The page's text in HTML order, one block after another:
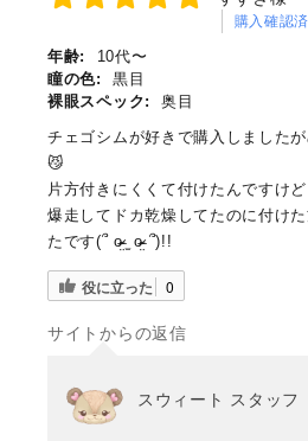
購入確認
年齢:
10代〜
瞳の色:
黒目
裸眼スペック:
奥目
チェゴシムが好きで購入しました
😼
片方付きにくくて付けたんですけ
爆走してドカ乾燥してたのに付け
たです(՞ o̴̶̷̤ ̫ o̴̶̷̤ ՞)!!
役に立った 0
サイトからの返信
スウィート スタッフ